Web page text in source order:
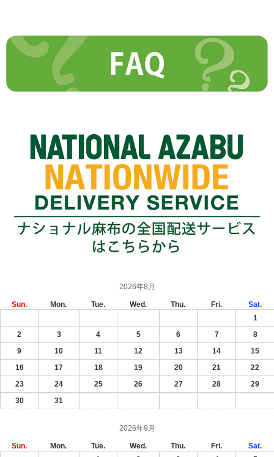
2026年8月
Sun. Mon. Tue. Wed. Thu. Fri.
Sat.
1
2
3 4 5 6 7
8
9
10 11 12 13 14
15
16
17 18 19 20 21
22
23
24 25 26 27 28
29
30
31
2026年9月
Sun. Mon. Tue. Wed. Thu. Fri.
Sat.